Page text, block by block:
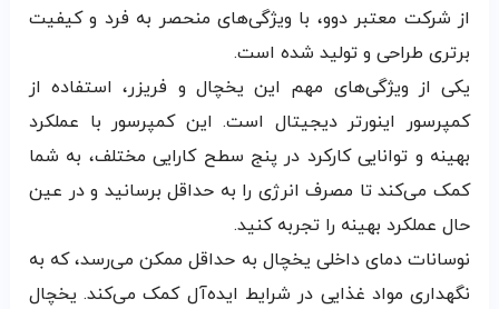
از شرکت معتبر دوو، با ویژگی‌های منحصر به فرد و کیفیت
برتری طراحی و تولید شده است.
یکی از ویژگی‌های مهم این یخچال و فریزر، استفاده از
کمپرسور اینورتر دیجیتال است. این کمپرسور با عملکرد
بهینه و توانایی کارکرد در پنج سطح کارایی مختلف، به شما
کمک می‌کند تا مصرف انرژی را به حداقل برسانید و در عین
حال عملکرد بهینه را تجربه کنید.
نوسانات دمای داخلی یخچال به حداقل ممکن می‌رسد، که به
نگهداری مواد غذایی در شرایط ایده‌آل کمک می‌کند. یخچال